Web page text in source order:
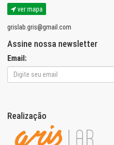
ver mapa
grislab.gris@gmail.com
Assine nossa newsletter
Email:
Realização